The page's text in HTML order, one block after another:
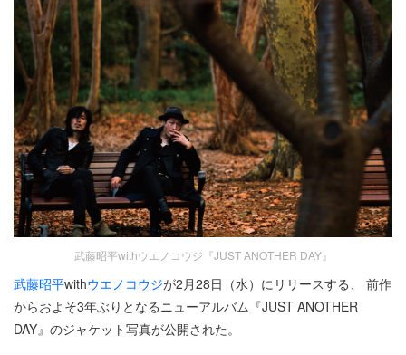
武藤昭平withウエノコウジ『JUST ANOTHER DAY』
武藤昭平withウエノコウジが2月28日（水）にリリースする、 前作
からおよそ3年ぶりとなるニューアルバム『JUST ANOTHER
DAY』のジャケット写真が公開された。